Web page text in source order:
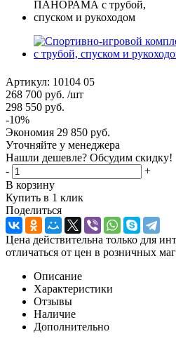
Артикул: 10104 05
268 700 руб. /шт
298 550 руб.
-10%
Экономия 29 850 руб.
Уточняйте у менеджера
Нашли дешевле? Обсудим скидку!
-
+
В корзину
Купить в 1 клик
Поделиться
Цена действительна только для
отличаться от цен в розничных
Описание
Характеристики
Отзывы
Наличие
Дополнительно